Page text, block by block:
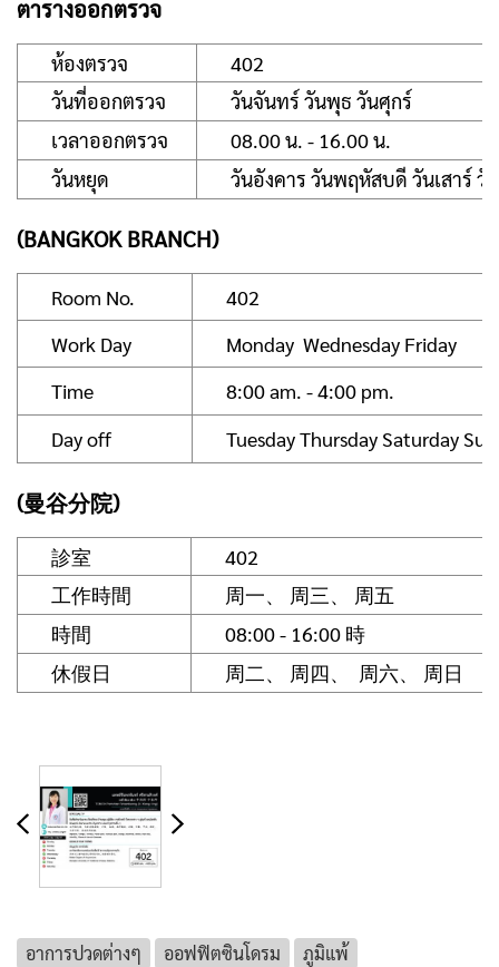
ตารางออกตรวจ
ห้องตรวจ
402
วันที่ออกตรวจ
วันจันทร์ วันพุธ วันศุกร์
เวลาออกตรวจ
08.00 น. - 16.00 น.
วันหยุด
วันอังคาร วันพฤหัสบดี วันเสาร์ วั
(BANGKOK BRANCH)
Room No.
402
Work Day
Monday Wednesday Friday
Time
8:00 am. - 4:00 pm.
Day off
Tuesday Thursday Saturday
(曼谷分院)
診室
402
工作時間
周一、 周三、 周五
時間
08:00 - 16:00 時
休假日
周二、 周四、 周六、 周日
อาการปวดต่างๆ ออฟฟิตซินโดรม
ภูมิแพ้